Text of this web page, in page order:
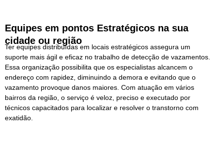
Equipes em pontos Estratégicos na sua
cidade ou região
Ter equipes distribuídas em locais estratégicos assegura um
suporte mais ágil e eficaz no trabalho de detecção de vazamentos.
Essa organização possibilita que os especialistas alcancem o
endereço com rapidez, diminuindo a demora e evitando que o
vazamento provoque danos maiores. Com atuação em vários
bairros da região, o serviço é veloz, preciso e executado por
técnicos capacitados para localizar e resolver o transtorno com
exatidão.